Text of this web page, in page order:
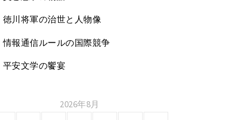
徳川将軍の治世と人物像
情報通信ルールの国際競争
平安文学の饗宴
2026年8月